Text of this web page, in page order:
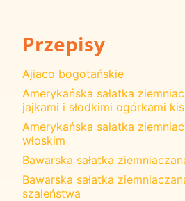
Przepisy
Ajiaco bogotańskie
Amerykańska sałatka
jajkami i słodkimi ogórkami
Amerykańska sałatka
włoskim
Bawarska sałatka
Bawarska sałatka
szaleństwa